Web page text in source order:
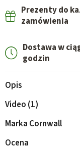
Prezenty do
zamówienia
Dostawa w
godzin
Opis
Video (1)
Marka Cornwall
Ocena